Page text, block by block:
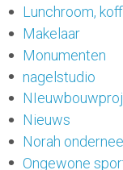
Lunchroom,
Makelaar
Monumenten
nagelstudio
Nieuws
Norah
Ongewone